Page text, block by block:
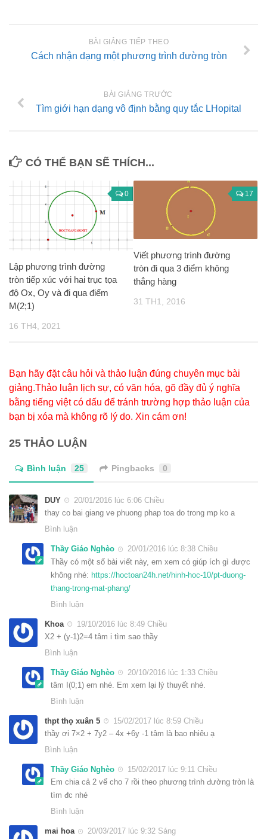
BÀI GIẢNG TIẾP THEO
Cách nhận dạng một phương trình đường tròn
BÀI GIẢNG TRƯỚC
Tìm giới hạn dạng vô định bằng quy tắc LHopital
CÓ THỂ BẠN SẼ THÍCH...
0
Lập phương trình đường
tròn tiếp xúc với hai trục tọa
độ Ox, Oy và đi qua điểm
M(2;1)
16 TH4, 2021
17
Viết phương trình đường
tròn đi qua 3 điểm không
thẳng hàng
31 TH1, 2016
Bạn hãy đặt câu hỏi và thảo luận đúng chuyên mục bài
giảng.Thảo luận lịch sự, có văn hóa, gõ đầy đủ ý nghĩa
bằng tiếng việt có dấu để tránh trường hợp thảo luận của
bạn bị xóa mà không rõ lý do. Xin cám ơn!
25 THẢO LUẬN
Bình luận 25 Pingbacks 0
DUY
20/01/2016 lúc 6:06 Chiều
thay co bai giang ve phuong phap toa do trong mp ko a
Bình luận
Thầy Giáo Nghèo
20/01/2016 lúc 8:38 Chiều
Thầy có một số bài viết này, em xem có giúp ích gì được
không nhé: https://hoctoan24h.net/hinh-hoc-10/pt-duong-
thang-trong-mat-phang/
Bình luận
Khoa
19/10/2016 lúc 8:49 Chiều
X2 + (y-1)2=4 tâm i tìm sao thầy
Bình luận
Thầy Giáo Nghèo
20/10/2016 lúc 1:33 Chiều
tâm I(0;1) em nhé. Em xem lại lý thuyết nhé.
Bình luận
thpt thọ xuân 5
15/02/2017 lúc 8:59 Chiều
thầy ơi 7×2 + 7y2 – 4x +6y -1 tâm là bao nhiêu ạ
Bình luận
Thầy Giáo Nghèo
15/02/2017 lúc 9:11 Chiều
Em chia cả 2 vế cho 7 rồi theo phương trình đường tròn là
tìm đc nhé
Bình luận
mai hoa
20/03/2017 lúc 9:32 Sáng